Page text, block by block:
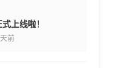
上线啦！
前